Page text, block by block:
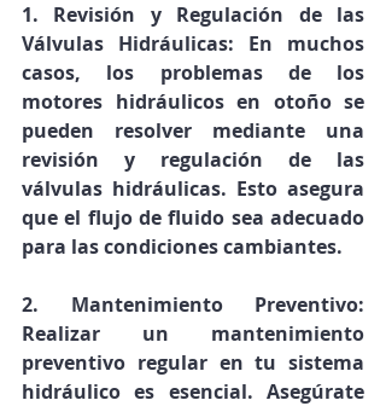
1. Revisión y Regulación de las
Válvulas Hidráulicas: En muchos
casos, los problemas de los
motores hidráulicos en otoño se
pueden resolver mediante una
revisión y regulación de las
válvulas hidráulicas. Esto asegura
que el flujo de fluido sea adecuado
para las condiciones cambiantes.
2. Mantenimiento Preventivo:
Realizar un mantenimiento
preventivo regular en tu sistema
hidráulico es esencial. Asegúrate